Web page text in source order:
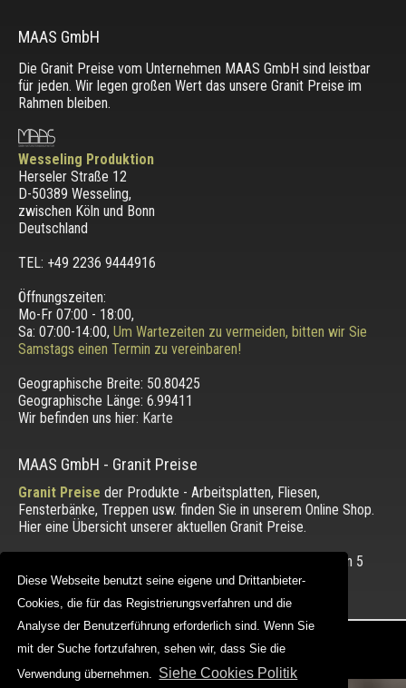
Diese Webseite benutzt seine eigene und Drittanbieter-
Cookies, die für das Registrierungsverfahren und die
Analyse der Benutzerführung erforderlich sind. Wenn Sie
mit der Suche fortzufahren, sehen wir, dass Sie die
Verwendung übernehmen. Siehe Cookies Politik
Diese Webseite benutzt seine eigene und Drittanbieter-
Cookies, die für das Registrierungsverfahren und die
Analyse der Benutzerführung erforderlich sind. Wenn Sie
mit der Suche fortzufahren, sehen wir, dass Sie die
Verwendung übernehmen. Siehe Cookies Politik
MAAS GmbH
Die Granit Preise vom Unternehmen MAAS GmbH sind leistbar
für jeden. Wir legen großen Wert das unsere Granit Preise im
Rahmen bleiben.
Wesseling Produktion
Herseler Straße 12
D-50389 Wesseling,
zwischen Köln und Bonn
Deutschland
TEL: +49 2236 9444916
Öffnungszeiten:
Mo-Fr 07:00 - 18:00,
Sa: 07:00-14:00, Um Wartezeiten zu vermeiden, bitten wir Sie
Samstags einen Termin zu vereinbaren!
Geographische Breite: 50.80425
Geographische Länge: 6.99411
Wir befinden uns hier: Karte
MAAS GmbH - Granit Preise
Granit Preise der Produkte - Arbeitsplatten, Fliesen,
Fensterbänke, Treppen usw. finden Sie in unserem Online Shop.
Hier eine Übersicht unserer aktuellen Granit Preise.
Die Bewertung unserer Kunden mit einem Durchschnitt von 5
von 5 Punkten.
Copyright © 2012 - 2026 |
Web Design |MAAG-Projekt